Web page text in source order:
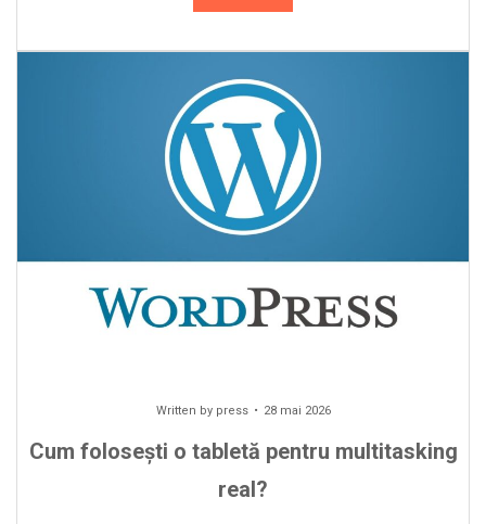
Written by press 28 mai 2026
Cum folosești o tabletă pentru multitasking
real?